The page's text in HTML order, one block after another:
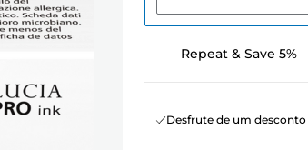
Repeat & Save 5%
Desfrute de um